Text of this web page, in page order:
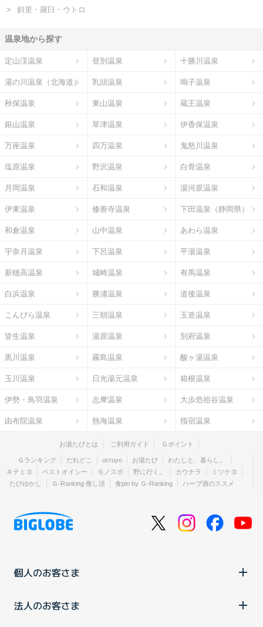
斜里・羅臼・ウトロ
温泉地から探す
定山渓温泉 登別温泉 十勝川温泉
湯の川温泉（北海道） 乳頭温泉 鳴子温泉
秋保温泉 東山温泉 蔵王温泉
銀山温泉 草津温泉 伊香保温泉
万座温泉 四万温泉 鬼怒川温泉
塩原温泉 野沢温泉 白骨温泉
月岡温泉 石和温泉 湯河原温泉
伊東温泉 修善寺温泉 下田温泉（静岡県）
和倉温泉 山中温泉 あわら温泉
宇奈月温泉 下呂温泉 平湯温泉
新穂高温泉 城崎温泉 有馬温泉
白浜温泉 勝浦温泉 道後温泉
こんぴら温泉 三朝温泉 玉造温泉
皆生温泉 湯原温泉 別府温泉
黒川温泉 霧島温泉 酸ヶ湯温泉
玉川温泉 日光湯元温泉 箱根温泉
伊勢・鳥羽温泉 志摩温泉 大歩危祖谷温泉
由布院温泉 熱海温泉 指宿温泉
お湯たびとは ご利用ガイド Ｇポイント
Ｇランキング だれどこ ocruyo お湯たび
わたしと、暮らし。
キテミヨ
ベストオイシー モノスポ 野に行く。 カウナラ
ミツケヨ
たびゆかし
Ｇ-Ranking 推し活 食pin by Ｇ-Ranking ハーブ酒のススメ
個人のお客さま
法人のお客さま